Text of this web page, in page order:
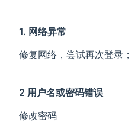
1. 网络异常
修复网络，尝试再次登录；
2 用户名或密码错误
修改密码